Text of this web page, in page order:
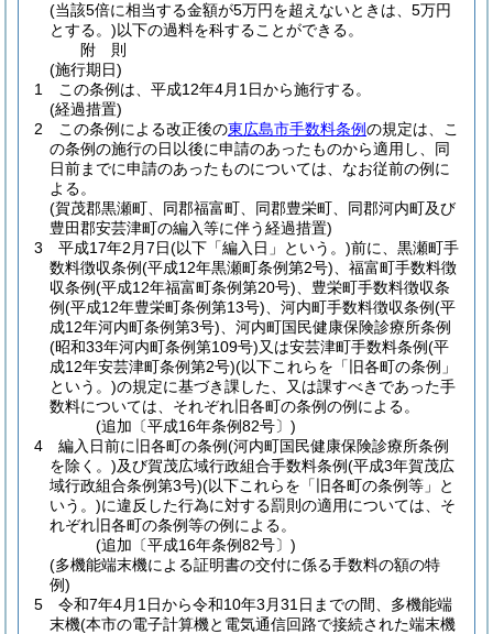
(当該5倍に相当する金額が5万円を超えないときは、5万円
とする。)以下の過料を科することができる。
附 則
(施行期日)
1
この条例は、平成12年4月1日から施行する。
(経過措置)
2
この条例による改正後の東広島市手数料条例の規定は、こ
の条例の施行の日以後に申請のあったものから適用し、同
日前までに申請のあったものについては、なお従前の例に
よる。
(賀茂郡黒瀬町、同郡福富町、同郡豊栄町、同郡河内町及び
豊田郡安芸津町の編入等に伴う経過措置)
3
平成17年2月7日(以下「編入日」という。)前に、黒瀬町手
数料徴収条例(平成12年黒瀬町条例第2号) 、福富町手数料徴
収条例(平成12年福富町条例第20号) 、豊栄町手数料徴収条
例(平成12年豊栄町条例第13号) 、河内町手数料徴収条例(平
成12年河内町条例第3号) 、河内町国民健康保険診療所条例
(昭和33年河内町条例第109号)又は安芸津町手数料条例(平
成12年安芸津町条例第2号)(以下これらを「旧各町の条例」
という。)の規定に基づき課した、又は課すべきであった手
数料については、それぞれ旧各町の条例の例による。
(追加〔平成16年条例82号〕)
4
編入日前に旧各町の条例(河内町国民健康保険診療所条例
を除く。)及び賀茂広域行政組合手数料条例(平成3年賀茂広
域行政組合条例第3号)(以下これらを「旧各町の条例等」と
いう。)に違反した行為に対する罰則の適用については、そ
れぞれ旧各町の条例等の例による。
(追加〔平成16年条例82号〕)
(多機能端末機による証明書の交付に係る手数料の額の特
例)
5
令和7年4月1日から令和10年3月31日までの間、多機能端
末機(本市の電子計算機と電気通信回路で接続された端末機